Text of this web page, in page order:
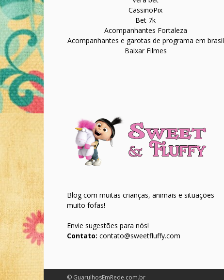
CassinoPix
Bet 7k
Acompanhantes Fortaleza
Acompanhantes e garotas de programa em brasil
Baixar Filmes
Blog com muitas crianças, animais e situações
muito fofas!
Envie sugestões para nós!
Contato: contato@sweetfluffy.com
© GuarulhosEmRede.com.br